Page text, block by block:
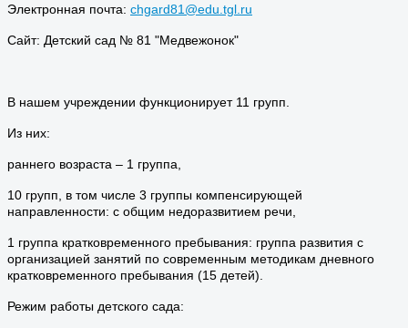
Электронная почта: chgard81@edu.tgl.ru
Сайт: Детский сад № 81 "Медвежонок"
В нашем учреждении функционирует 11 групп.
Из них:
раннего возраста – 1 группа,
10 групп, в том числе 3 группы компенсирующей
направленности: с общим недоразвитием речи,
1 группа кратковременного пребывания: группа развития с
организацией занятий по современным методикам дневного
кратковременного пребывания (15 детей).
Режим работы детского сада: